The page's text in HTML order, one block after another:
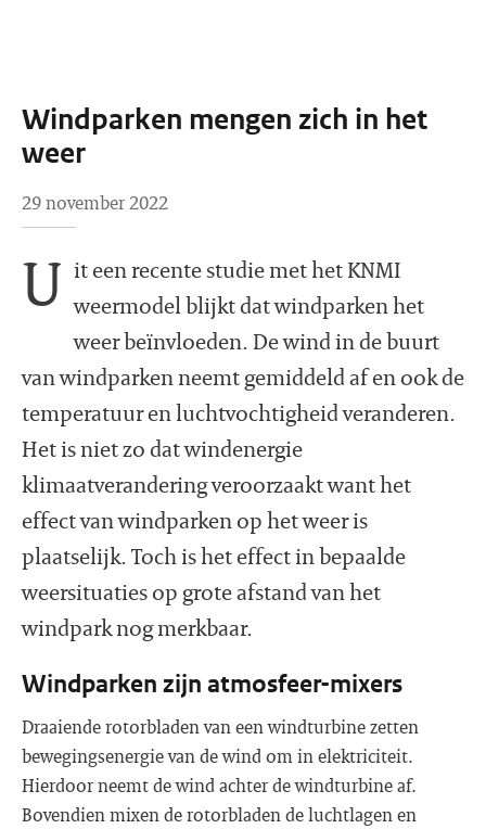
Windparken mengen zich in het
weer
29 november 2022
U it een recente studie met het KNMI
weermodel blijkt dat windparken het
weer beïnvloeden. De wind in de buurt
van windparken neemt gemiddeld af en ook de
temperatuur en luchtvochtigheid veranderen.
Het is niet zo dat windenergie
klimaatverandering veroorzaakt want het
effect van windparken op het weer is
plaatselijk. Toch is het effect in bepaalde
weersituaties op grote afstand van het
windpark nog merkbaar.
Windparken zijn atmosfeer-mixers
Draaiende rotorbladen van een windturbine zetten
bewegingsenergie van de wind om in elektriciteit.
Hierdoor neemt de wind achter de windturbine af.
Bovendien mixen de rotorbladen de luchtlagen en